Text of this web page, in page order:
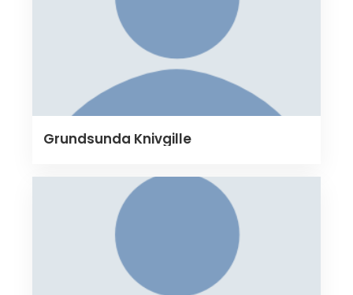
Grundsunda Knivgille